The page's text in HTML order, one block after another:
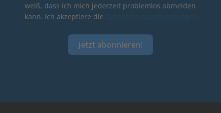
weiß, dass ich mich jederzeit problemlos abmelden
kann. Ich akzeptiere die
Jetzt abonnieren!